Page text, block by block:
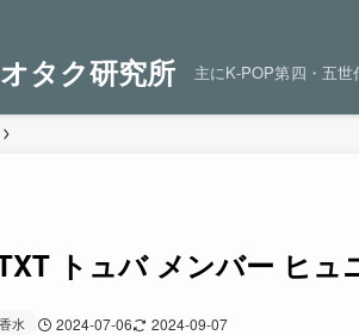
タク研究所 主にK-POP第四・五
トュバ メンバー ヒュ
香水 2024-07-06 2024-09-07